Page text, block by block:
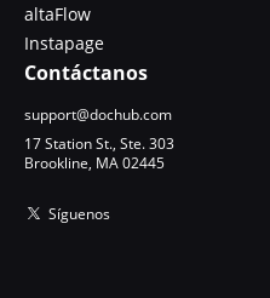
altaFlow
Instapage
Contáctanos
support@dochub.com
17 Station St., Ste. 303
Brookline, MA 02445
Síguenos